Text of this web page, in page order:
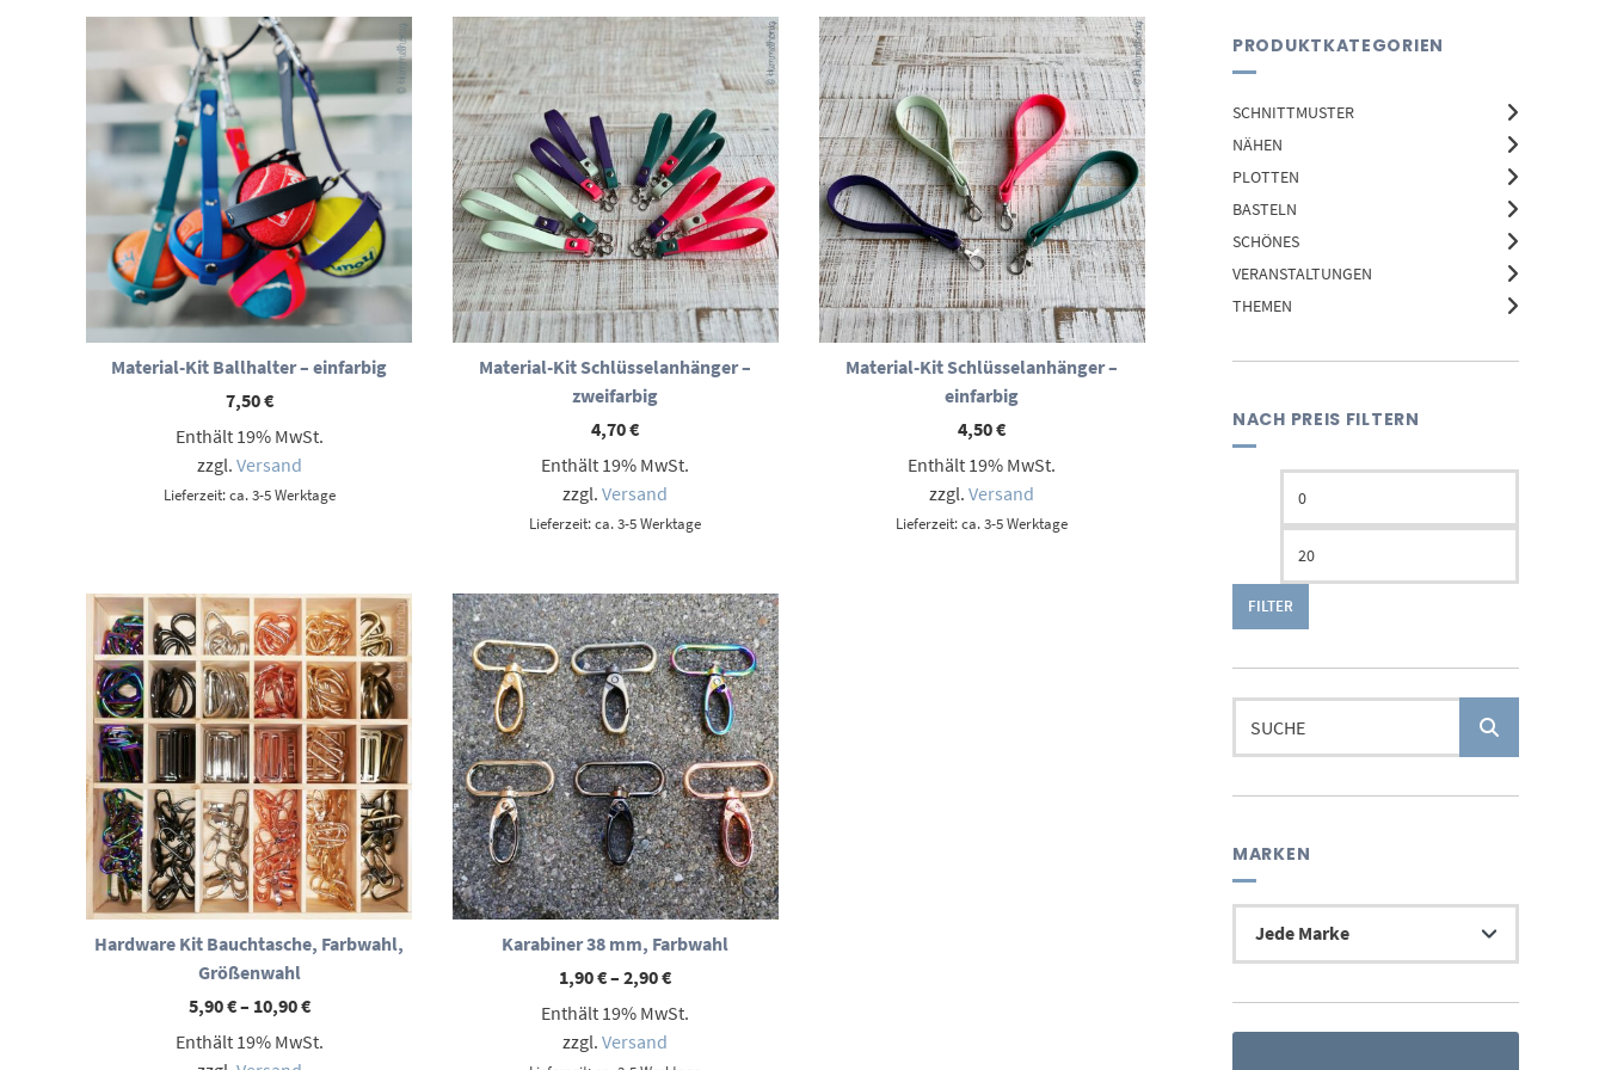
Material-Kit Ballhalter – einfarbig
7,50€
Enthält 19% MwSt.
zzgl. Versand
Lieferzeit: ca. 3-5 Werktage
Material-Kit Schlüsselanhänger –
zweifarbig
4,70€
Enthält 19% MwSt.
zzgl.Versand
Lieferzeit: ca. 3-5 Werktage
Material-Kit Schlüsselanhänger –
einfarbig
4,50€
Enthält 19% MwSt.
zzgl.Versand
Lieferzeit: ca. 3-5 Werktage
Hardware Kit Bauchtasche, Farbwahl,
Größenwahl
5,90€– 10,90€Preisspanne:
bis
Enthält 19% MwSt.
Karabiner 38 mm, Farbwahl
1,90€–2,90€Preisspanne:
bis
Enthält 19% MwSt.
zzgl.Versand
PRODUKTKATEGORIEN
SCHNITTMUSTER
NÄHEN
PLOTTEN
BASTELN
SCHÖNES
VERANSTALTUNGEN
THEMEN
NACH PREIS FILTERN
Preis
FILTER
nach:
MARKEN